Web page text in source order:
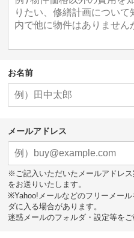
お名前
メールアドレス
※ご記入いただいたメールアドレ
をお送りいたします。
※Yahoo!メールなどのフリーメー
ダに入る場合があります。
迷惑メールのフォルダ・設定等をご